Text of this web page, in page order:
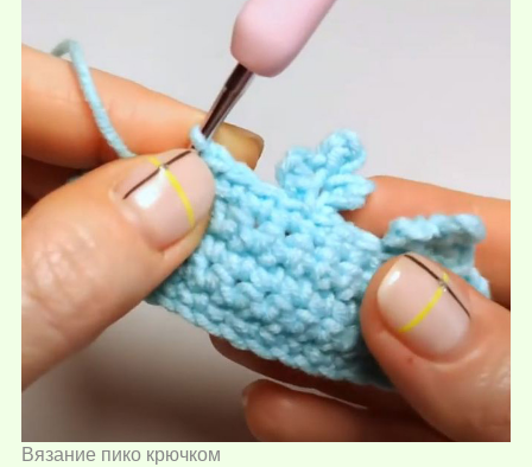
Вязание пико крючком